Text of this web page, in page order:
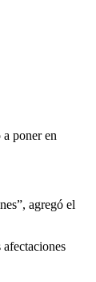
poner en
agregó el